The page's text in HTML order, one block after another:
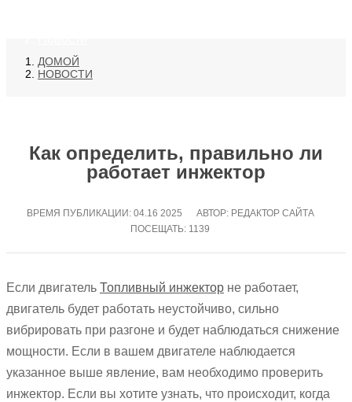
ДОМОЙ
НОВОСТИ
Как определить, правильно ли
работает инжектор
ВРЕМЯ ПУБЛИКАЦИИ: 04.16 2025
АВТОР: РЕДАКТОР САЙТА
ПОСЕЩАТЬ: 1139
Если двигатель Топливный инжектор не работает,
двигатель будет работать неустойчиво, сильно
вибрировать при разгоне и будет наблюдаться снижение
мощности. Если в вашем двигателе наблюдается
указанное выше явление, вам необходимо проверить
инжектор. Если вы хотите узнать, что происходит, когда